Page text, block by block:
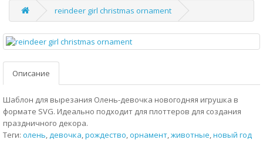
reindeer girl christmas ornament
Описание
Шаблон для вырезания Олень-девочка новогодняя игрушка в
формате SVG. Идеально подходит для плоттеров для создания
праздничного декора.
Теги: олень,девочка,рождество,орнамент,животные,новый год